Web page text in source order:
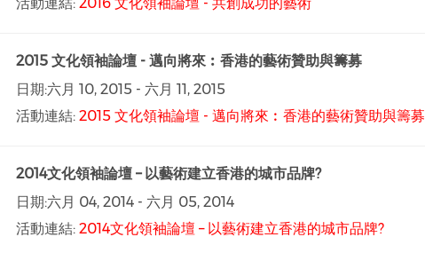
2015 文化領袖論壇 - 邁向將來︰香港的藝術贊助與籌募
日期:六月 10, 2015- 六月 11, 2015
活動連結: 2015 文化領袖論壇 - 邁向將來︰香港的藝術贊助與籌募
2014文化領袖論壇 – 以藝術建立香港的城市品牌?
日期:六月 04, 2014- 六月 05, 2014
活動連結: 2014文化領袖論壇 – 以藝術建立香港的城市品牌?